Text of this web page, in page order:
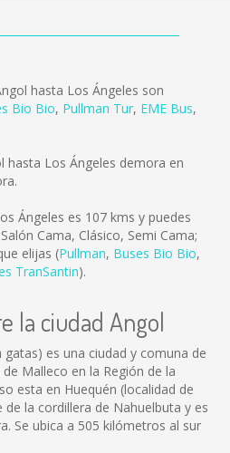
hasta Los Ángeles son
Bio Bio, Pullman Tur, EME Bus,
hasta Los Ángeles demora en
Ángeles es 107 kms y puedes
Cama, Clásico, Semi Cama;
elijas (Pullman, Buses Bio Bio,
TranSantin).
la ciudad Angol
gatas) es una ciudad y comuna de
Malleco en la Región de la
esta en Huequén (localidad de
de la cordillera de Nahuelbuta y es
Se ubica a 505 kilómetros al sur